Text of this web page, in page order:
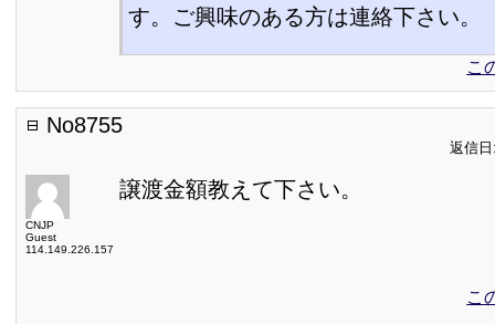
す。ご興味のある方は連絡下さい。
こ
No8755
返信
CNJP
Guest
114.149.226.157
譲渡金額教えて下さい。
こ